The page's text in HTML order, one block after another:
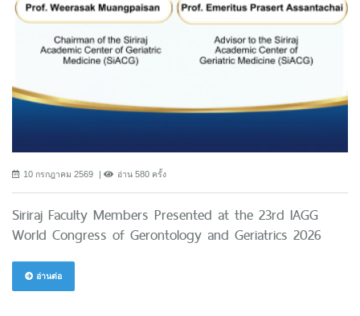
10 กรกฎาคม 2569 อ่าน 580 ครั้ง
Siriraj Faculty Members Presented at the 23rd IAGG
World Congress of Gerontology and Geriatrics 2026
อ่านต่อ